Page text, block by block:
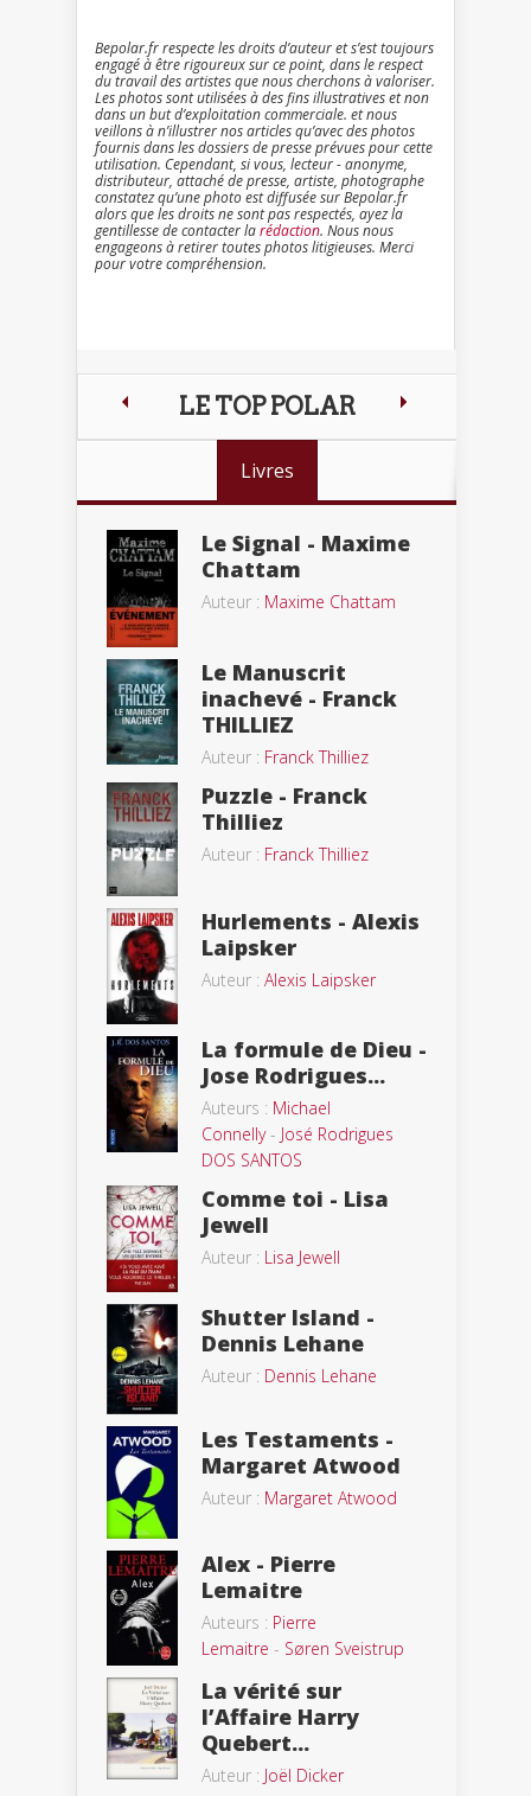
Bepolar.fr respecte les droits d’auteur et s’est toujours
engagé à être rigoureux sur ce point, dans le respect
du travail des artistes que nous cherchons à valoriser.
Les photos sont utilisées à des fins illustratives et non
dans un but d’exploitation commerciale. et nous
veillons à n’illustrer nos articles qu’avec des photos
fournis dans les dossiers de presse prévues pour cette
utilisation. Cependant, si vous, lecteur - anonyme,
distributeur, attaché de presse, artiste, photographe
constatez qu’une photo est diffusée sur Bepolar.fr
alors que les droits ne sont pas respectés, ayez la
gentillesse de contacter larédaction. Nous nous
engageons à retirer toutes photos litigieuses. Merci
pour votre compréhension.
LE TOP POLAR
Livres
Le Signal - Maxime
Chattam
Auteur : Maxime Chattam
Le Manuscrit
inachevé - Franck
THILLIEZ
Auteur : Franck Thilliez
Puzzle - Franck
Thilliez
Auteur : Franck Thilliez
Hurlements - Alexis
Laipsker
Auteur : Alexis Laipsker
La formule de Dieu -
Jose Rodrigues...
Auteurs : Michael
Connelly- José Rodrigues
DOS SANTOS
Comme toi - Lisa
Jewell
Auteur : Lisa Jewell
Shutter Island -
Dennis Lehane
Auteur : Dennis Lehane
Les Testaments -
Margaret Atwood
Auteur : Margaret Atwood
Alex - Pierre
Lemaitre
Auteurs : Pierre
Lemaitre - Søren Sveistrup
La vérité sur
l’Affaire Harry
Quebert...
Auteur : Joël Dicker